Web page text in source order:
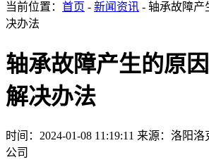
当前位置： 首页 - 新闻资讯 - 轴承故障产
决办法
轴承故障产生的原
解决办法
时间：2024-01-08 11:19:11 来源：洛阳洛
公司